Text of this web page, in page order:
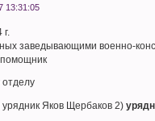
13:31:05
заведывающими военно-
отделу
урядник Яков Щербаков 2)